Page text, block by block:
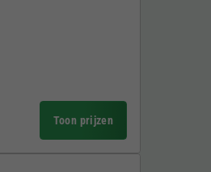
Toon prijzen